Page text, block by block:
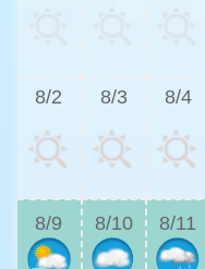
8/2 8/3 8/4
8/9 8/10 8/11